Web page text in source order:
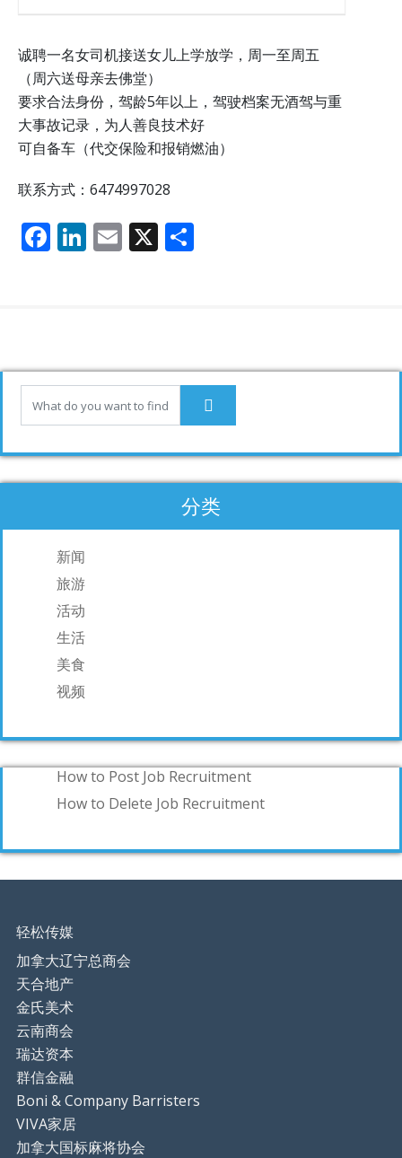
诚聘一名女司机接送女儿上学放学，周一至周五
（周六送母亲去佛堂）
要求合法身份，驾龄5年以上，驾驶档案无酒驾与重
大事故记录，为人善良技术好
可自备车（代交保险和报销燃油）
联系方式：6474997028
F
o
k
Li
n
E X
分类
新闻
旅游
活动
生活
美食
视频
How to Post Job Recruitment
How to Delete Job Recruitment
轻松传媒
加拿大辽宁总商会
天合地产
金氏美术
云南商会
瑞达资本
群信金融
Boni & Company Barristers
VIVA家居
加拿大国标麻将协会